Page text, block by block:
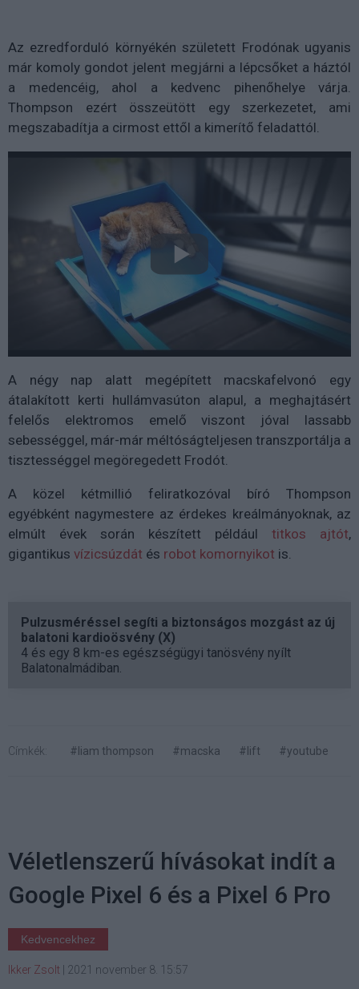
Az ezredforduló környékén született Frodónak ugyanis
már komoly gondot jelent megjárni a lépcsőket a háztól
a medencéig, ahol a kedvenc pihenőhelye várja.
Thompson ezért összeütött egy szerkezetet, ami
megszabadítja a cirmost ettől a kimerítő feladattól.
A négy nap alatt megépített macskafelvonó egy
átalakított kerti hullámvasúton alapul, a meghajtásért
felelős elektromos emelő viszont jóval lassabb
sebességgel, már-már méltóságteljesen transzportálja a
tisztességgel megöregedett Frodót.
A közel kétmillió feliratkozóval bíró Thompson
egyébként nagymestere az érdekes kreálmányoknak, az
elmúlt évek során készített például titkos ajtót,
gigantikus vízicsúzdát és robot komornyikot is.
Pulzusméréssel segíti a biztonságos mozgást az új
balatoni kardioösvény (X)
4 és egy 8 km-es egészségügyi tanösvény nyílt
Balatonalmádiban.
Címkék: #liam thompson #macska #lift #youtube
Véletlenszerű hívásokat indít a
Google Pixel 6 és a Pixel 6 Pro
Kedvencekhez
Ikker Zsolt 2021 november 8. 15:57